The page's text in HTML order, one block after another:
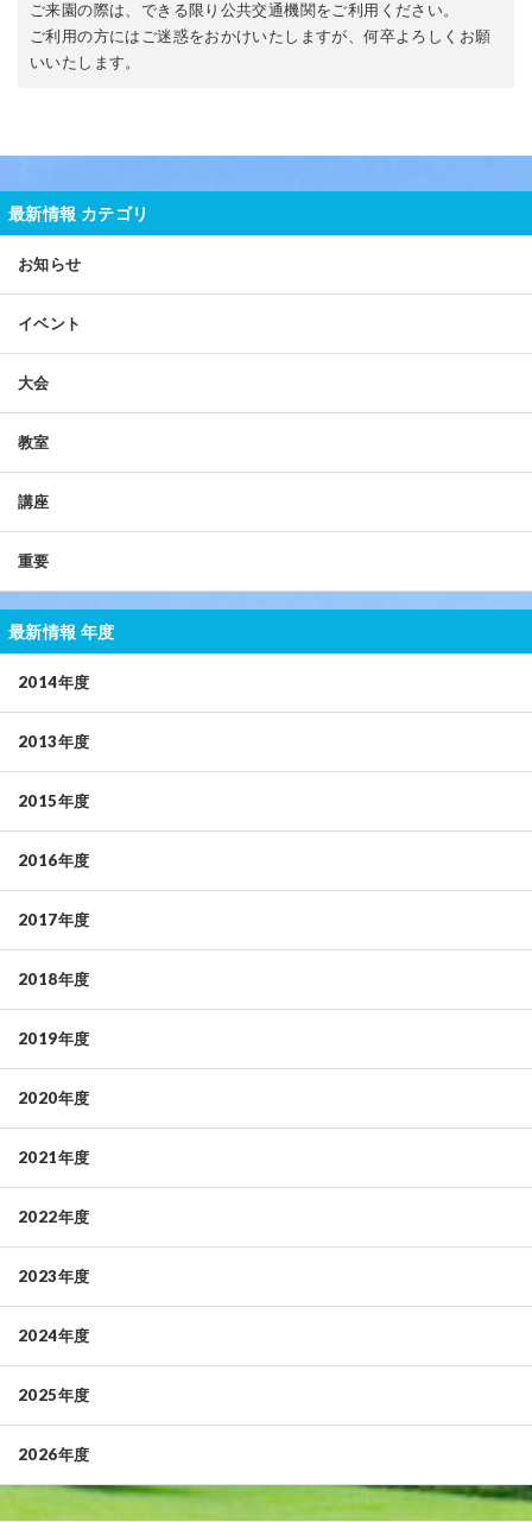
ご来園の際は、できる限り公共交通機関をご利用ください。
ご利用の方にはご迷惑をおかけいたしますが、何卒よろしくお願
いいたします。
最新情報 カテゴリ
お知らせ
イベント
大会
教室
講座
重要
最新情報 年度
2014年度
2013年度
2015年度
2016年度
2017年度
2018年度
2019年度
2020年度
2021年度
2022年度
2023年度
2024年度
2025年度
2026年度